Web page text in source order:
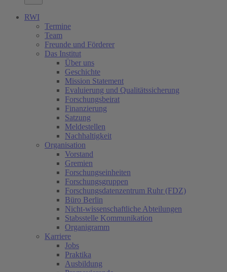
RWI
Termine
Team
Freunde und Förderer
Das Institut
Über uns
Geschichte
Mission Statement
Evaluierung und Qualitätssicherung
Forschungsbeirat
Finanzierung
Satzung
Meldestellen
Nachhaltigkeit
Organisation
Vorstand
Gremien
Forschungseinheiten
Forschungsgruppen
Forschungsdatenzentrum Ruhr (FDZ)
Büro Berlin
Nicht-wissenschaftliche Abteilungen
Stabsstelle Kommunikation
Organigramm
Karriere
Jobs
Praktika
Ausbildung